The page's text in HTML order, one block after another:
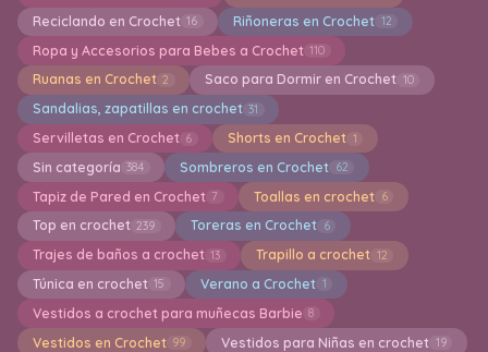
Reciclando en Crochet 16 Riñoneras en Crochet 12
Ropa y Accesorios para Bebes a Crochet 110
Ruanas en Crochet 2 Saco para Dormir en Crochet 10
Sandalias, zapatillas en crochet 31
Servilletas en Crochet 6 Shorts en Crochet 1
Sin categoría 384 Sombreros en Crochet 62
Tapiz de Pared en Crochet 7 Toallas en crochet 6
Top en crochet 239 Toreras en Crochet 6
Trajes de baños a crochet 13 Trapillo a crochet 12
Túnica en crochet 15 Verano a Crochet 1
Vestidos a crochet para muñecas Barbie 8
Vestidos en Crochet 99 Vestidos para Niñas en crochet 19